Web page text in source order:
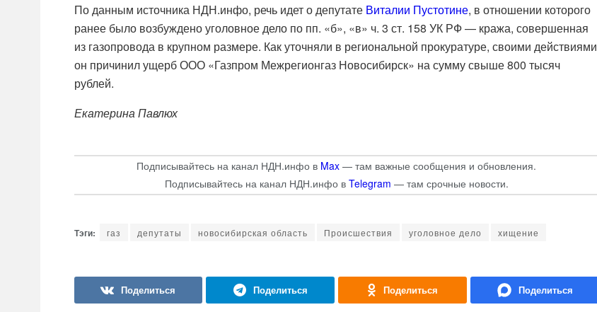
По данным источника НДН.инфо, речь идет о депутате Виталии Пустотине, в отношении которого
ранее было возбуждено уголовное дело по пп. «б», «в» ч. 3 ст. 158 УК РФ — кража, совершенная
из газопровода в крупном размере. Как уточняли в региональной прокуратуре, своими действиями
он причинил ущерб ООО «Газпром Межрегионгаз Новосибирск» на сумму свыше 800 тысяч
рублей.
Екатерина Павлюх
Подписывайтесь на канал НДН.инфо в Max — там важные сообщения и обновления.
Подписывайтесь на канал НДН.инфо в Telegram — там срочные новости.
газ депутаты новосибирская область Происшествия уголовное дело хищение